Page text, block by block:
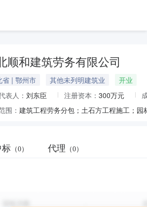
顺和建筑劳务有限公司
省 | 鄂州市 其他未列明建筑业
开业
表人： 刘东臣 注册资本： 300万元
围：
标 （0） 代理 （0）